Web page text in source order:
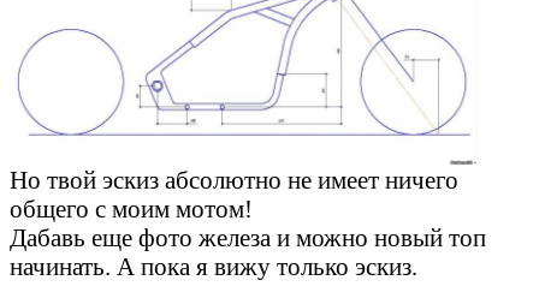
Но твой эскиз абсолютно не имеет ничего
общего с моим мотом!
Дабавь еще фото железа и можно новый топ
начинать. А пока я вижу только эскиз.